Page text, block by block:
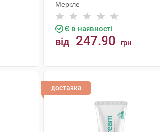
Меркле
Є в наявності
від 247.90 грн
доставка